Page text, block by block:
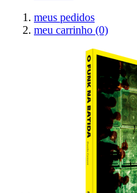
meus pedidos
meu carrinho (0)